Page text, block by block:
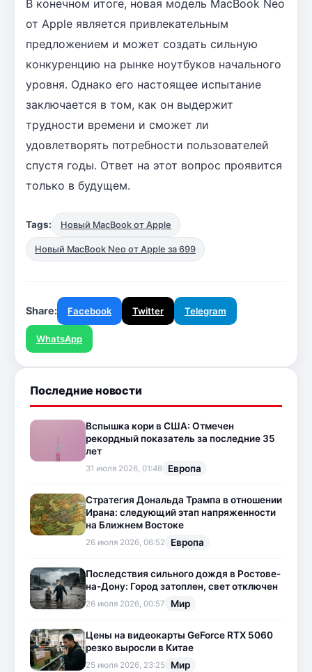
В конечном итоге, новая модель MacBook Neo
от Apple является привлекательным
предложением и может создать сильную
конкуренцию на рынке ноутбуков начального
уровня. Однако его настоящее испытание
заключается в том, как он выдержит
трудности времени и сможет ли
удовлетворять потребности пользователей
спустя годы. Ответ на этот вопрос проявится
только в будущем.
Tags: Новый MacBook от Apple
Новый MacBook Neo от Apple за 699
Share: Facebook Twitter Telegram
WhatsApp
Последние новости
Вспышка кори в США: Отмечен
рекордный показатель за последние 35
лет
31 июля 2026, 01:48 Европа
Стратегия Дональда Трампа в отношении
Ирана: следующий этап напряженности
на Ближнем Востоке
26 июля 2026, 06:52 Европа
Последствия сильного дождя в Ростове-
на-Дону: Город затоплен, свет отключен
26 июля 2026, 00:57 Мир
Цены на видеокарты GeForce RTX 5060
резко выросли в Китае
25 июля 2026, 23:25 Мир